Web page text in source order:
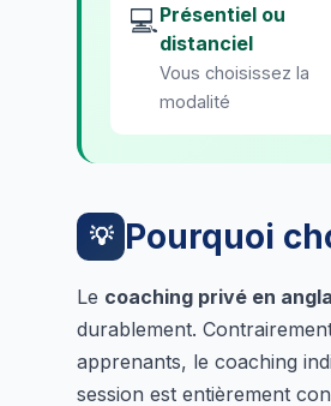
💻Présentiel ou
distanciel
Vous choisissez la
modalité
💡 Pourquoi
Le coaching privé en
durablement.
apprenants, le coaching
session est entièrement